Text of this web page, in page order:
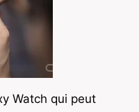
Watch qui peut